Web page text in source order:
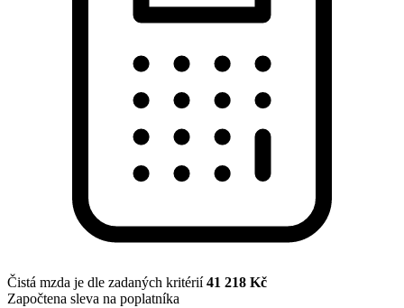
Čistá mzda je dle zadaných kritérií41 218 Kč
Započtena sleva na poplatníka